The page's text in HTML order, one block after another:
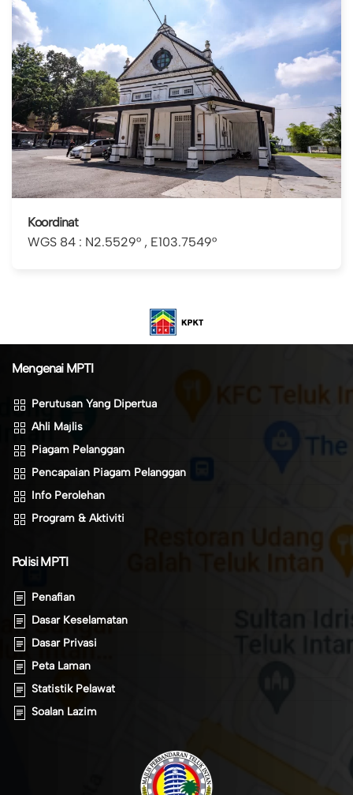
Koordinat
WGS 84 : N2.5529° , E103.7549°
Mengenai MPTI
Perutusan Yang Dipertua
Ahli Majlis
Piagam Pelanggan
Pencapaian Piagam Pelanggan
Info Perolehan
Program & Aktiviti
Polisi MPTI
Penafian
Dasar Keselamatan
Dasar Privasi
Peta Laman
Statistik Pelawat
Soalan Lazim